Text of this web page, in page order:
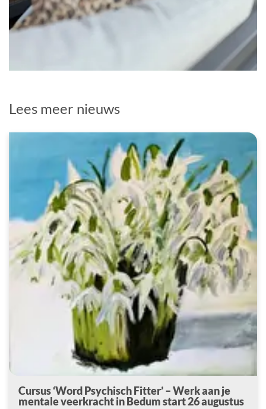
Lees meer nieuws
Cursus ‘Word Psychisch Fitter’ – Werk aan je
mentale veerkracht in Bedum start 26 augustus